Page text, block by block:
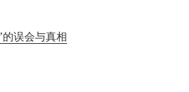
误会与真相